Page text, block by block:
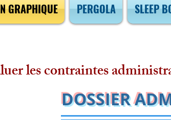
GRAPHIQUE PERGOLA SLEEP
les contraintes
DOSSIER